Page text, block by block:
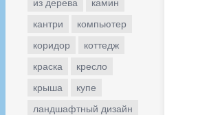
из дерева
камин
кантри
компьютер
коридор
коттедж
краска
кресло
крыша
купе
ландшафтный дизайн